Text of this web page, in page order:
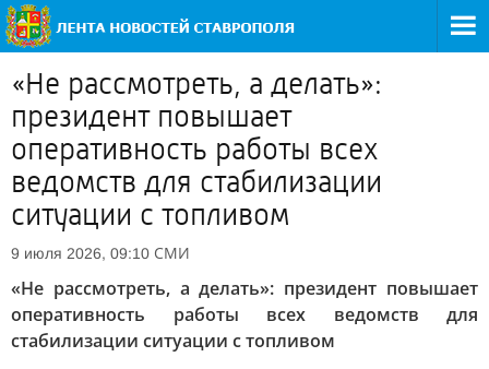
«Не рассмотреть, а делать»:
президент повышает
оперативность работы всех
ведомств для стабилизации
ситуации с топливом
9 июля 2026, 09:10 СМИ
«Не рассмотреть, а делать»: президент повышает
оперативность работы всех ведомств для
стабилизации ситуации с топливом